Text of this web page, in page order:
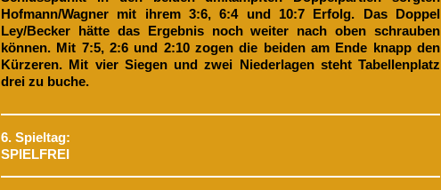
Hofmann/Wagner mit ihrem 3:6, 6:4 und 10:7 Erfolg. Das Doppel
Ley/Becker hätte das Ergebnis noch weiter nach oben schrauben
können. Mit 7:5, 2:6 und 2:10 zogen die beiden am Ende knapp den
Kürzeren. Mit vier Siegen und zwei Niederlagen steht Tabellenplatz
drei zu buche.
6. Spieltag:
SPIELFREI